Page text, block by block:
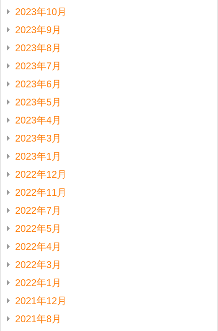
2023年10月
2023年9月
2023年8月
2023年7月
2023年6月
2023年5月
2023年4月
2023年3月
2023年1月
2022年12月
2022年11月
2022年7月
2022年5月
2022年4月
2022年3月
2022年1月
2021年12月
2021年8月